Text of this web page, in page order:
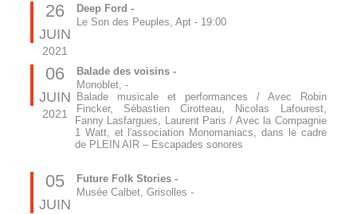
26
JUIN
2021
Deep Ford -
Le Son des Peuples, Apt - 19:00
06
JUIN
2021
Balade des voisins -
Monoblet, -
Balade musicale et performances / Avec Robin
Fincker, Sébastien Cirotteau, Nicolas Lafourest,
Fanny Lasfargues, Laurent Paris / Avec la Compagnie
1 Watt, et l'association Monomaniacs, dans le cadre
de PLEIN AIR – Escapades sonores
05
JUIN
Future Folk Stories -
Musée Calbet, Grisolles -